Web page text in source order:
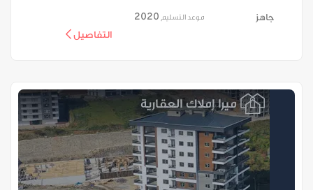
موعد التسليم 2020
التفاصيل